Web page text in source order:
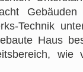
Gebäuden
Technik
Haus
wie